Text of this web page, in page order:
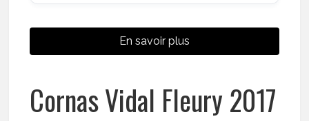
En savoir plus
Cornas Vidal Fleury 2017